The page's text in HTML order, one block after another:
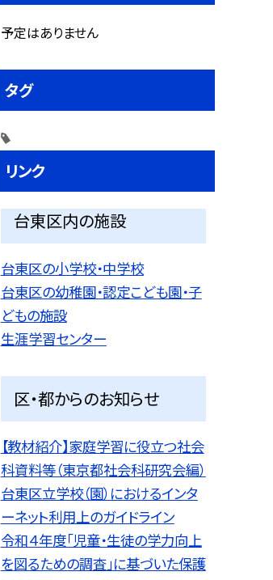
予定はありません
タグ
リンク
台東区内の施設
台東区の小学校・中学校
台東区の幼稚園・認定こども園・子
どもの施設
生涯学習センター
区・都からのお知らせ
【教材紹介】家庭学習に役立つ社会
科資料等（東京都社会科研究会編）
台東区立学校（園）におけるインタ
ーネット利用上のガイドライン
令和４年度「児童・生徒の学力向上
を図るための調査」に基づいた保護